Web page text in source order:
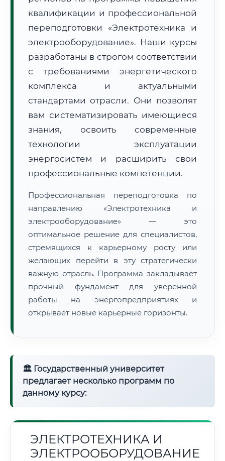
Расчет логистики оригиналов:
• Маршрут транзита:
• Экспресс-доставка СДЭК / Почтой:
3–5 рабочих дней
🔍Нажмите на документ для увеличения и просмотра
квалификации и профессиональной
переподготовки «Электротехника и
электрооборудование». Наши курсы
разработаны в строгом соответствии
с требованиями энергетического
комплекса и актуальными
стандартами отрасли. Они позволят
вам систематизировать имеющиеся
знания, освоить современные
технологии эксплуатации
энергосистем и расширить свои
профессиональные компетенции.
Профессиональная переподготовка по
направлению «Электротехника и
электрооборудование» — это
оптимальное решение для специалистов,
стремящихся к карьерному росту или
желающих перейти в эту стратегически
важную отрасль. Программа закладывает
прочный фундамент для уверенной
работы на энергопредприятиях и
открывает новые карьерные горизонты.
🏛 Государственный университет
предлагает несколько программ по
данному курсу:
ЭЛЕКТРОТЕХНИКА И
ЭЛЕКТРООБОРУДОВАНИЕ